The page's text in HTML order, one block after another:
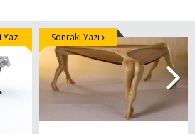
Sonraki Yazı